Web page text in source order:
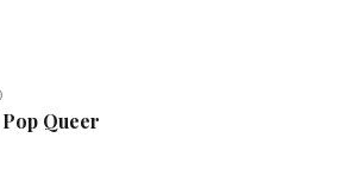
Queer